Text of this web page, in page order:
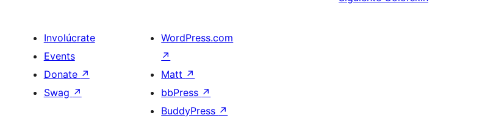
Involúcrate
Events
Donate ↗
Swag ↗
WordPress.com
↗
Matt ↗
bbPress ↗
BuddyPress ↗